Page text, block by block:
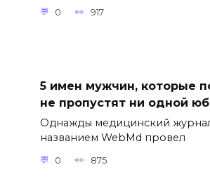
0 917
5 имен мужчин, которые
не пропустят ни одной
Однажды медицинский
названием WebMd провел
0 875